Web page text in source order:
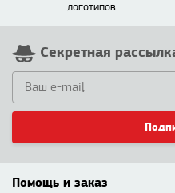
логотипов
Секретная
Помощь и заказ